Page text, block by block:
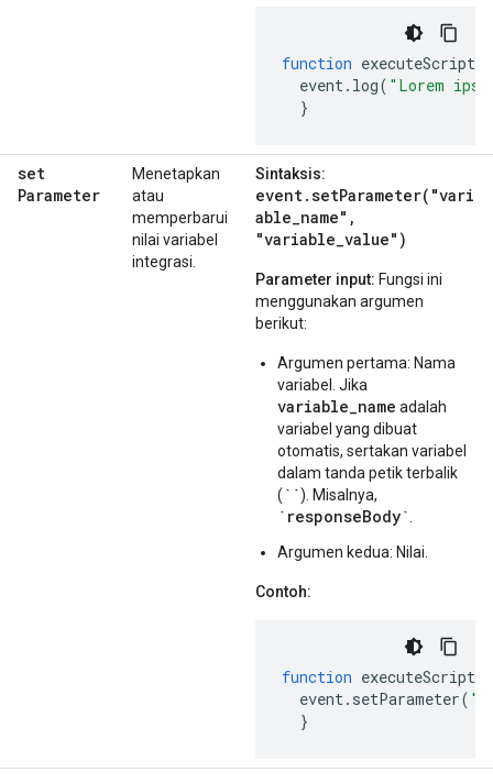
function executeScript
event . log( "Lorem
}
set
Parameter
Menetapkan
atau
memperbarui
nilai variabel
integrasi.
Sintaksis:
event.setParameter("vari
able_name",
"variable_value")
Parameter input: Fungsi ini
menggunakan argumen
berikut:
Argumen pertama: Nama
variabel. Jika
variable_name adalah
variabel yang dibuat
otomatis, sertakan variabel
dalam tanda petik terbalik
(``). Misalnya,
`responseBody`
Argumen kedua: Nilai.
Contoh:
function executeScript
event . setParameter(
}